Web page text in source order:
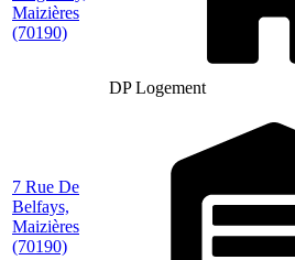
Maizières
(70190)
DP Logement
7 Rue De
Belfays,
Maizières
(70190)